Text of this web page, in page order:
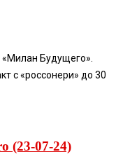
Будущего».
с «россонери» до 30
(23-07-24)